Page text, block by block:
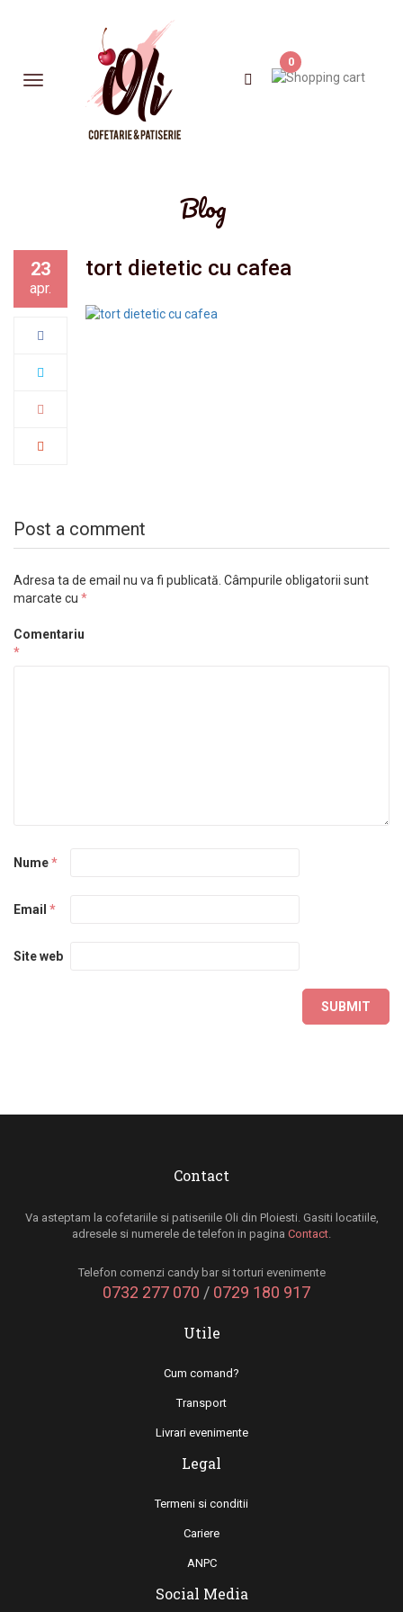
0
Blog
23
apr.
tort dietetic cu cafea
Post a comment
Adresa ta de email nu va fi publicată. Câmpurile obligatorii sunt
marcate cu *
Comentariu
*
Nume*
Email *
Site web
Contact
Va asteptam la cofetariile si patiseriile Oli din Ploiesti. Gasiti locatiile,
adresele si numerele de telefon in pagina Contact.
Telefon comenzi candy bar si torturi evenimente
0732 277 070 / 0729 180 917
Utile
Cum comand?
Transport
Livrari evenimente
Legal
Termeni si conditii
Cariere
ANPC
Social Media